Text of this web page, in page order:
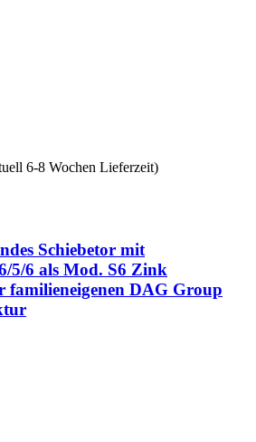
6-8 Wochen Lieferzeit)
Schiebetor mit
5/6 als Mod. S6 Zink
familieneigenen DAG Group